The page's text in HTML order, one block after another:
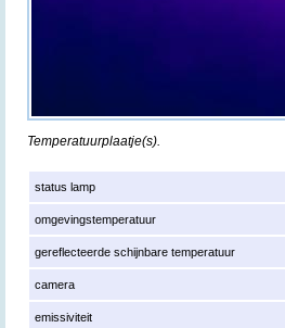
Temperatuurplaatje(s).
status lamp
omgevingstemperatuur
gereflecteerde schijnbare temperatuur
camera
emissiviteit